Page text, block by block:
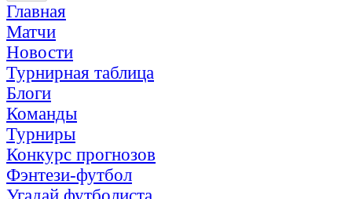
Главная
Матчи
Новости
Турнирная таблица
Блоги
Команды
Турниры
Конкурс прогнозов
Фэнтези-футбол